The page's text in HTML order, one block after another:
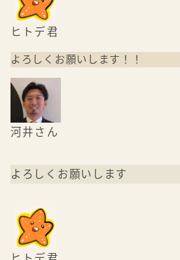
ヒトデ君
よろしくお願いします！！
河井さん
よろしくお願いします